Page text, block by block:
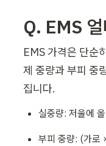
Q. EMS
EMS 가격은 단순
제 중량과 부피 중
집니다.
실중량: 저울에
부피 중량: (가